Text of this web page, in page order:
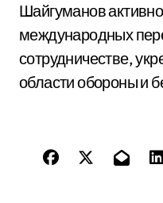
Шайгуманов активно
международных
сотрудничестве,
области обороны и